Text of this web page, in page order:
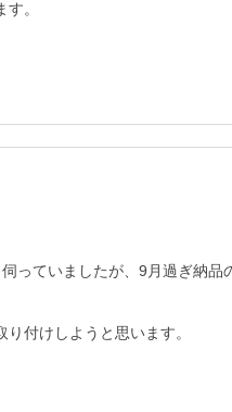
。
っていましたが、9月過ぎ納品
付けしようと思います。